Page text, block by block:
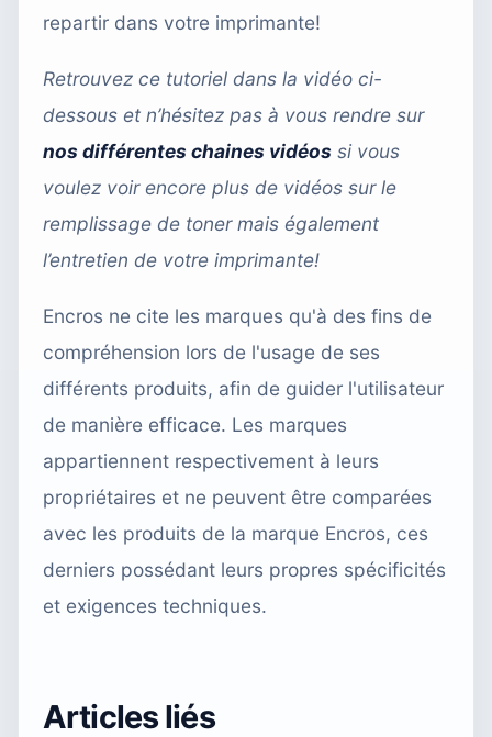
repartir dans votre imprimante!
Retrouvez ce tutoriel dans la vidéo ci-
dessous et n’hésitez pas à vous rendre sur
nos différentes chaines vidéos si vous
voulez voir encore plus de vidéos sur le
remplissage de toner mais également
l’entretien de votre imprimante!
Encros ne cite les marques qu'à des fins de
compréhension lors de l'usage de ses
différents produits, afin de guider l'utilisateur
de manière efficace. Les marques
appartiennent respectivement à leurs
propriétaires et ne peuvent être comparées
avec les produits de la marque Encros, ces
derniers possédant leurs propres spécificités
et exigences techniques.
Articles liés